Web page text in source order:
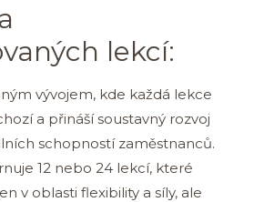
lekcí:
vývojem, kde každá lekce
a přináší soustavný rozvoj
schopností zaměstnanců.
12 nebo 24 lekcí, které
v oblasti flexibility a síly, ale